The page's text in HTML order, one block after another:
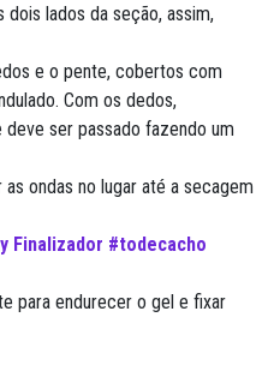
lados da seção, assim,
e o pente, cobertos com
Com os dedos,
ser passado fazendo um
ondas no lugar até a secagem
Finalizador #todecacho
para endurecer o gel e fixar